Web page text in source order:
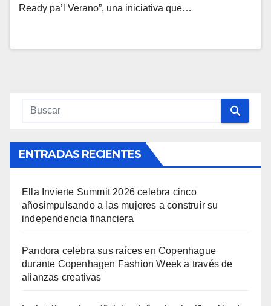
Ready pa’l Verano”, una iniciativa que…
ENTRADAS RECIENTES
Ella Invierte Summit 2026 celebra cinco
añosimpulsando a las mujeres a construir su
independencia financiera
Pandora celebra sus raíces en Copenhague
durante Copenhagen Fashion Week a través de
alianzas creativas